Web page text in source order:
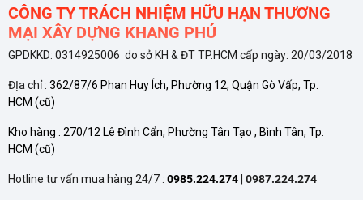
tốt nhất hiện nay, giúp cơm không bám dính, chống cháy
khét hiệu quả và đặc biệt là rất an toàn cho sức khỏe.
Công nghệ nấu 1D kết hợp công suất 350W
Với công nghệ nấu
công suất350W, nồi cơm BlueStone đảm bảo cơm được nấu
chín đều, nhanh chóng mà vẫn tiết kiệm điện năng. Mặc dù là
công nghệ cơ bản, nhưng với dung tích nhỏ, nồi vẫn phát huy
CÔNG TY TRÁCH NHIỆM HỮU HẠN THƯƠNG
MẠI XÂY DỰNG KHANG PHÚ
GPDKKD: 0314925006 do sở KH & ĐT TP.HCM cấp ngày: 20/03/2018
ĐỊa chỉ : 362/87/6 Phan Huy Ích, Phường 12, Quận Gò Vấp, Tp.
HCM (cũ)
Kho hàng : 270/12 Lê Đình Cẩn, Phường Tân Tạo , Bình Tân, Tp.
HCM (cũ)
Hotline tư vấn mua hàng 24/7 : 0985.224.274 0987.224.274